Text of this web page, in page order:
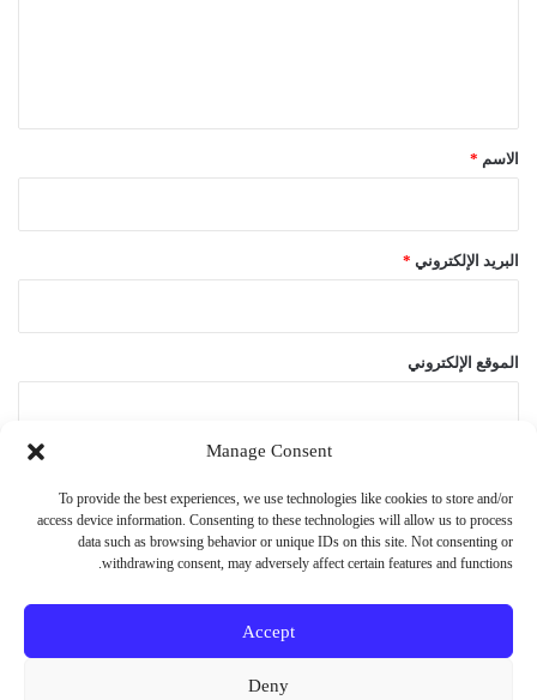
Manage Consent
To provide the best experiences, we use technologies like cookies to store and/or
access device information. Consenting to these technologies will allow us to process
data such as browsing behavior or unique IDs on this site. Not consenting or
withdrawing consent, may adversely affect certain features and functions.
Accept
Deny
*الاسم *
البريد الإلكتروني *
الموقع الإلكتروني
احفظ اسمي، بريدي الإلكتروني، والموقع الإلكتروني في هذا المتصفح
لاستخدامها المرة المقبلة في تعليقي.
© حقوق النشر 2026، جميع الحقوق محفوظة